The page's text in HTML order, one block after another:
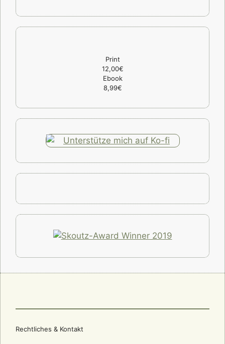
Print
12,00€
Ebook
8,99€
Rechtliches & Kontakt